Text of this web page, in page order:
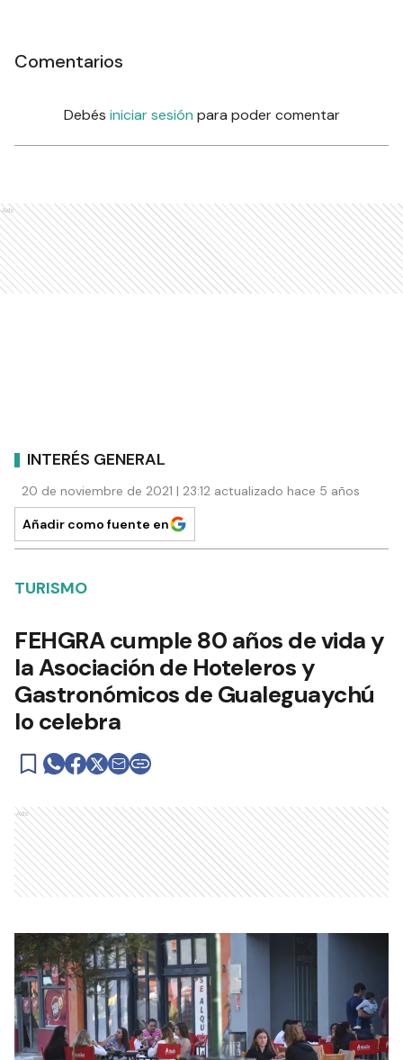
Comentarios
Debés iniciar sesión para poder comentar
Ads
INTERÉS GENERAL
20 de noviembre de 2021 | 23:12 actualizado hace 5 años
Añadir como fuente en
TURISMO
FEHGRA cumple 80 años de vida y
la Asociación de Hoteleros y
Gastronómicos de Gualeguaychú
lo celebra
Ads